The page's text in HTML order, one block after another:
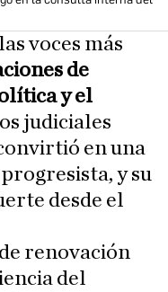
voces más
de
y el
judiciales
en una
y su
desde el
renovación
del